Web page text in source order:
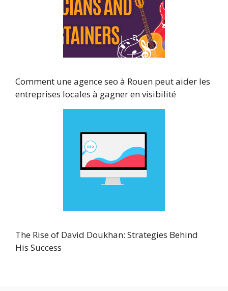
Comment une agence seo à Rouen peut aider les
entreprises locales à gagner en visibilité
The Rise of David Doukhan: Strategies Behind
His Success